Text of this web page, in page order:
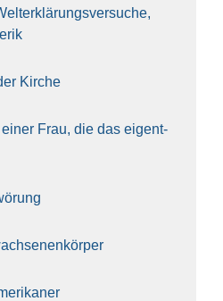
Kir­che
einer Frau, die das eigent­